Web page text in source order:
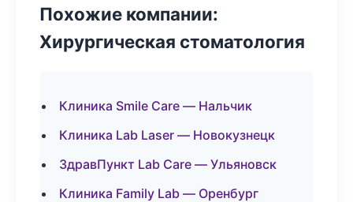
Похожие компании:
Хирургическая стоматология
Клиника Smile Care — Нальчик
Клиника Lab Laser — Новокузнецк
ЗдравПункт Lab Care — Ульяновск
Клиника Family Lab — Оренбург